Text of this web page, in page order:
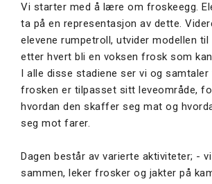
Vi starter med å lære om froskeegg.
ta på en representasjon av dette.
elevene rumpetroll, utvider modellen
etter hvert bli en voksen frosk som
I alle disse stadiene ser vi og samtaler
frosken er tilpasset sitt leveområde,
hvordan den skaffer seg mat og
seg mot farer.
Dagen består av varierte aktiviteter; -
sammen, leker frosker og jakter på